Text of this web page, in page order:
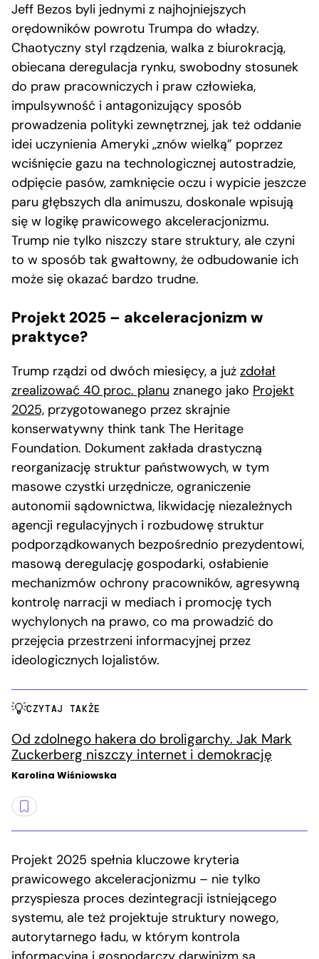
Jeff Bezos byli jednymi z najhojniejszych
orędowników powrotu Trumpa do władzy.
Chaotyczny styl rządzenia, walka z biurokracją,
obiecana deregulacja rynku, swobodny stosunek
do praw pracowniczych i praw człowieka,
impulsywność i antagonizujący sposób
prowadzenia polityki zewnętrznej, jak też oddanie
idei uczynienia Ameryki „znów wielką” poprzez
wciśnięcie gazu na technologicznej autostradzie,
odpięcie pasów, zamknięcie oczu i wypicie jeszcze
paru głębszych dla animuszu, doskonale wpisują
się w logikę prawicowego akceleracjonizmu.
Trump nie tylko niszczy stare struktury, ale czyni
to w sposób tak gwałtowny, że odbudowanie ich
może się okazać bardzo trudne.
Projekt 2025 – akceleracjonizm w
praktyce?
Trump rządzi od dwóch miesięcy, a już zdołał
zrealizować 40 proc. planu znanego jako Projekt
2025, przygotowanego przez skrajnie
konserwatywny think tank The Heritage
Foundation. Dokument zakłada drastyczną
reorganizację struktur państwowych, w tym
masowe czystki urzędnicze, ograniczenie
autonomii sądownictwa, likwidację niezależnych
agencji regulacyjnych i rozbudowę struktur
podporządkowanych bezpośrednio prezydentowi,
masową deregulację gospodarki, osłabienie
mechanizmów ochrony pracowników, agresywną
kontrolę narracji w mediach i promocję tych
wychylonych na prawo, co ma prowadzić do
przejęcia przestrzeni informacyjnej przez
ideologicznych lojalistów.
CZYTAJ TAKŻE
Od zdolnego hakera do broligarchy. Jak Mark
Zuckerberg niszczy internet i demokrację
Karolina Wiśniowska
Projekt 2025 spełnia kluczowe kryteria
prawicowego akceleracjonizmu – nie tylko
przyspiesza proces dezintegracji istniejącego
systemu, ale też projektuje struktury nowego,
autorytarnego ładu, w którym kontrola